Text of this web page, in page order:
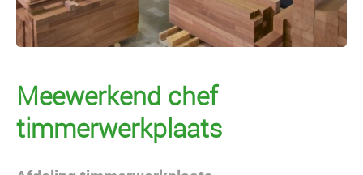
Meewerkend chef
timmerwerkplaats